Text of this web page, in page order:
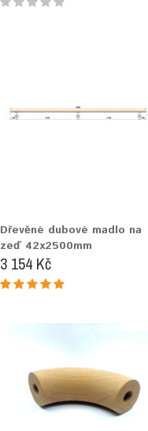
Dřevěné dubové madlo na
zeď 42x2500mm
3 154 Kč